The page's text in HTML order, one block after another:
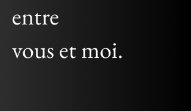
entre
vous et moi.